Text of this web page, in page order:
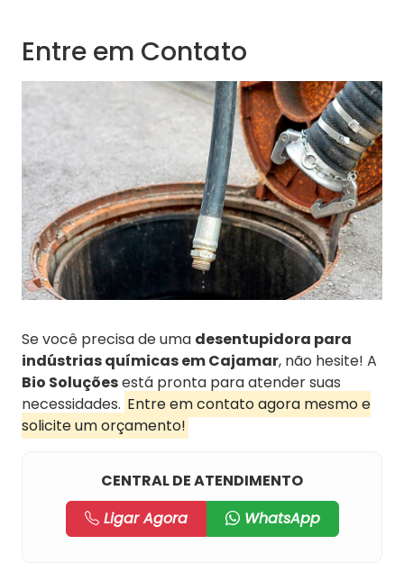
Entre em Contato
Se você precisa de uma desentupidora para
indústrias químicas em Cajamar, não hesite! A
Bio Soluçõesestá pronta para atender suas
necessidades. Entre em contato agora mesmo e
solicite um orçamento!
CENTRAL DE ATENDIMENTO
Ligar Agora
WhatsApp